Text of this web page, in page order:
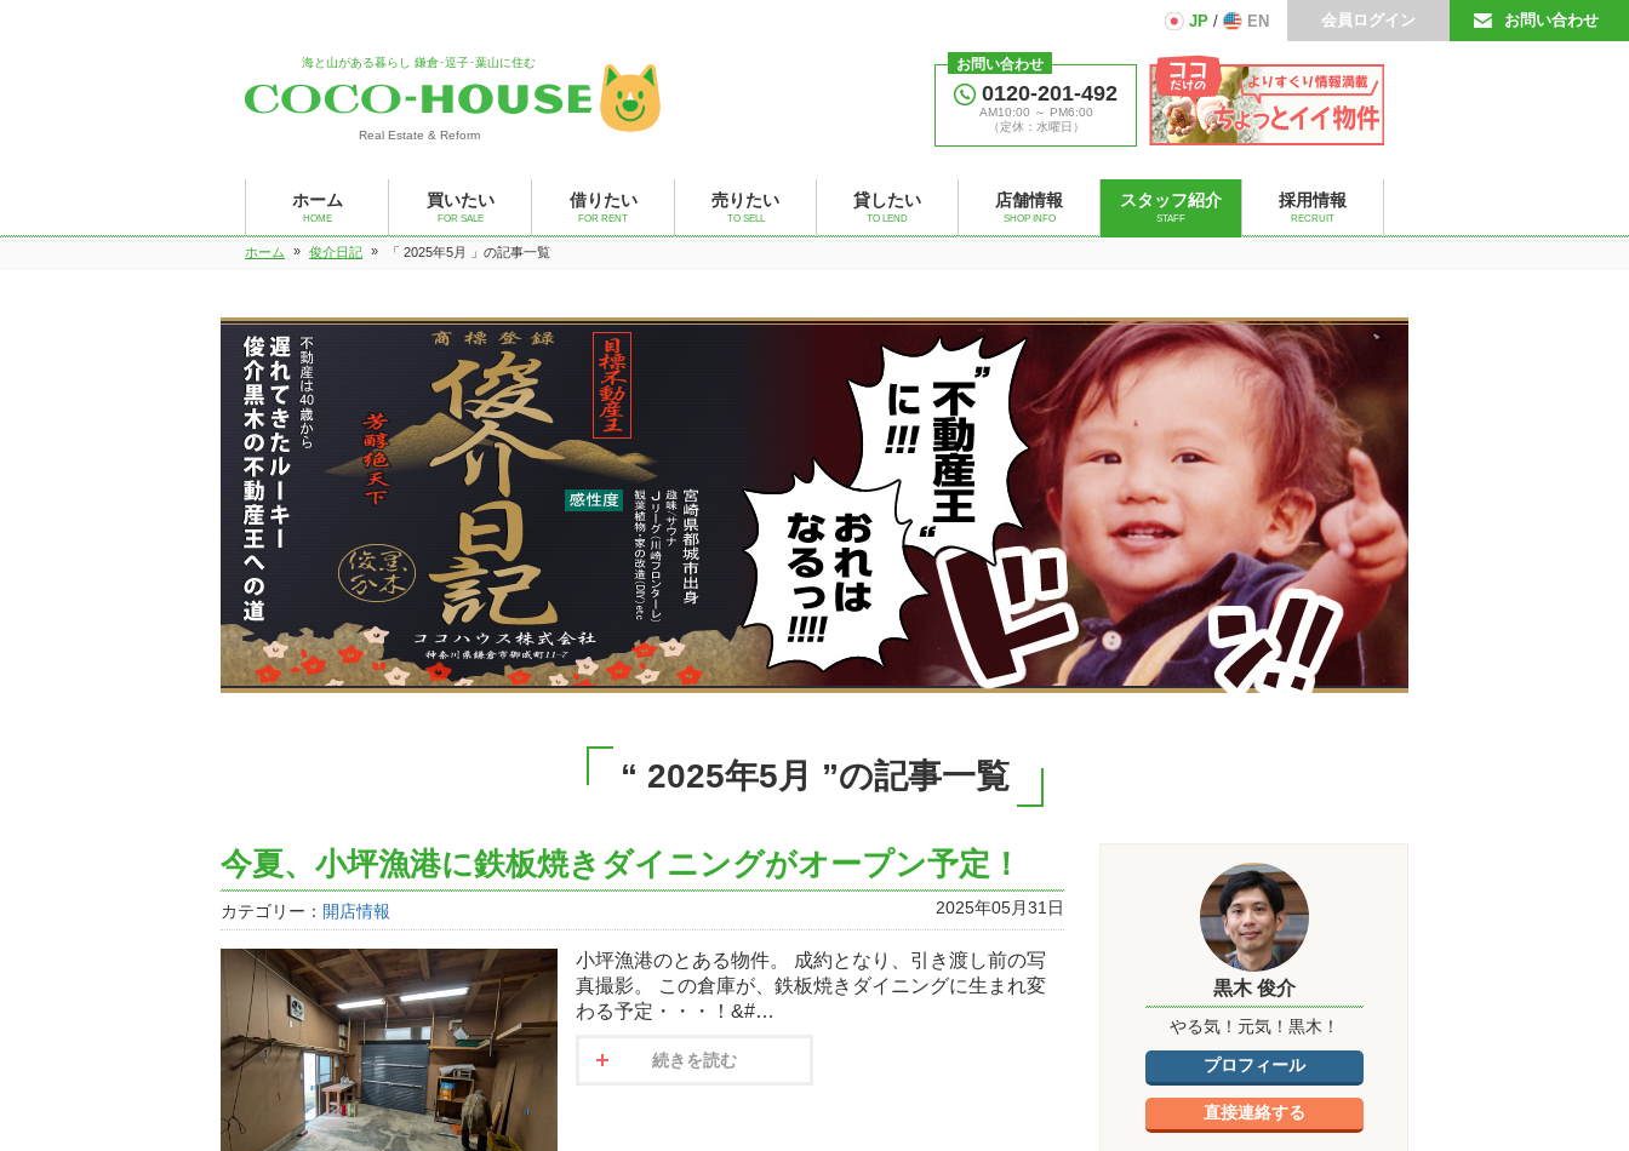
お問い合わせ
会員ログイン
JP / EN
海と山がある暮らし 鎌倉･逗子･葉山に住む
Real Estate & Reform
お問い合わせ
0120-201-492
AM10:00 ～ PM6:00
（定休：水曜日）
ホーム
HOME
買いたい
FOR SALE
借りたい
FOR RENT
売りたい
TO SELL
貸したい
TO LEND
店舗情報
SHOP INFO
スタッフ紹介
STAFF
採用情報
RECRUIT
ホーム » 俊介日記 » 「 2025年5月 」の記事一覧
“ 2025年5月 ”の記事一覧
今夏、小坪漁港に鉄板焼きダイニングがオープン予定！
カテゴリー： 開店情報 2025年05月31日
小坪漁港のとある物件。 成約となり、引き渡し前の写
真撮影。 この倉庫が、鉄板焼きダイニングに生まれ変
わる予定・・・！&#…
続きを読む
黒木 俊介
やる気！元気！黒木！
プロフィール
直接連絡する